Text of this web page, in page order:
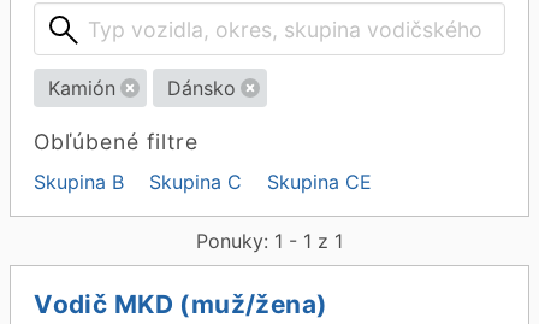
Kamión Dánsko
Obľúbené filtre
Skupina B Skupina C Skupina CE
Ponuky: 1 - 1 z 1
Vodič MKD (muž/žena)